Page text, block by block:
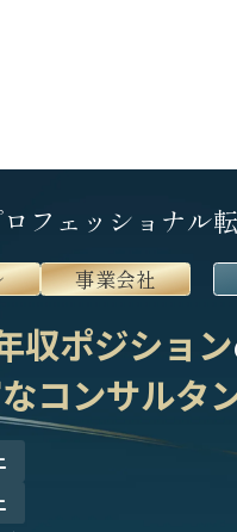
フェッショナル
事業会社
収ポジション
コンサルタ